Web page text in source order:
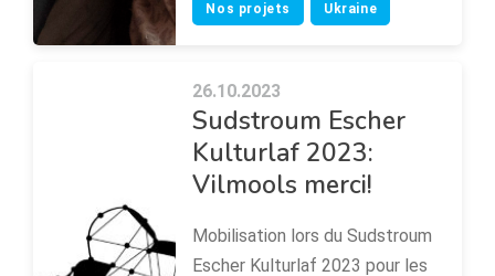
Nos projets Ukraine
26.10.2023
Sudstroum Escher
Kulturlaf 2023:
Vilmools merci!
Mobilisation lors du Sudstroum
Escher Kulturlaf 2023 pour les